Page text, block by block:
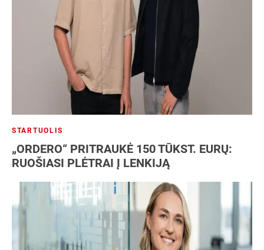
STARTUOLIS
„ORDERO“ PRITRAUKĖ 150 TŪKST. EURŲ:
RUOŠIASI PLĖTRAI Į LENKIJĄ